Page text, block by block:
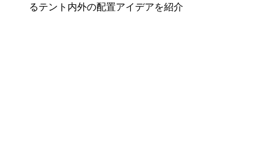
るテント内外の配置アイデアを紹介